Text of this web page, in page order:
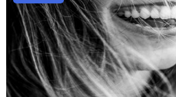
wpływ
organizm
człowieka"